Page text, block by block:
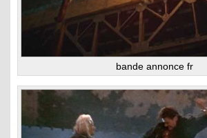
bande annonce fr